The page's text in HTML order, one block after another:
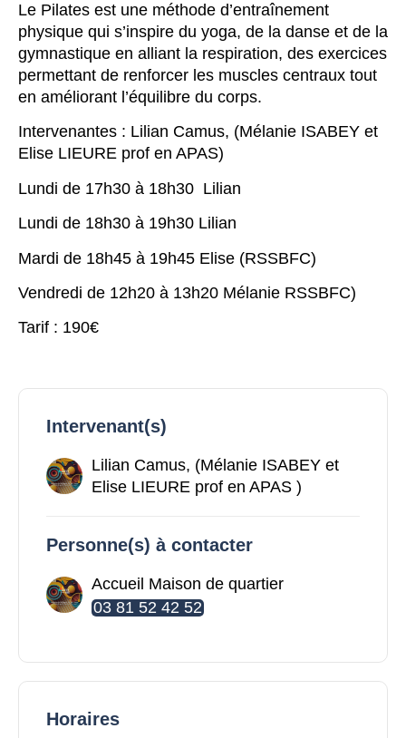
Le Pilates est une méthode d’entraînement
physique qui s’inspire du yoga, de la danse et de la
gymnastique en alliant la respiration, des exercices
permettant de renforcer les muscles centraux tout
en améliorant l’équilibre du corps.
Intervenantes : Lilian Camus, (Mélanie ISABEY et
Elise LIEURE prof en APAS)
Lundi de 17h30 à 18h30 Lilian
Lundi de 18h30 à 19h30 Lilian
Mardi de 18h45 à 19h45 Elise (RSSBFC)
Vendredi de 12h20 à 13h20 Mélanie RSSBFC)
Tarif : 190€
Intervenant(s)
Lilian Camus, (Mélanie ISABEY et
Elise LIEURE prof en APAS )
Personne(s) à contacter
Accueil Maison de quartier
03 81 52 42 52
Horaires